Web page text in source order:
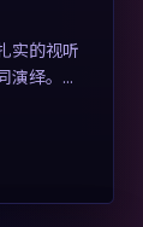
实的视听
演绎。影
对现实规
情节反
用户。